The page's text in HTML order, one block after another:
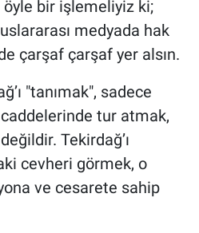
öyle bir işlemeliyiz ki;
medyada hak
çarşaf çarşaf yer alsın.
"tanımak", sadece
tur atmak,
Tekirdağ’ı
cevheri görmek, o
ve cesarete sahip